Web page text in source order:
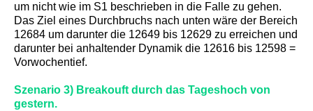
um nicht wie im S1 beschrieben in die Falle zu gehen.
Das Ziel eines Durchbruchs nach unten wäre der Bereich
12684 um darunter die 12649 bis 12629 zu erreichen und
darunter bei anhaltender Dynamik die 12616 bis 12598 =
Vorwochentief.
Szenario 3) Breakouft durch das Tageshoch von
gestern.